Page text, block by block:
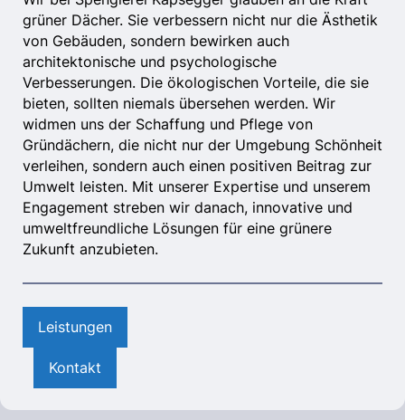
grüner Dächer. Sie verbessern nicht nur die Ästhetik
von Gebäuden, sondern bewirken auch
architektonische und psychologische
Verbesserungen. Die ökologischen Vorteile, die sie
bieten, sollten niemals übersehen werden. Wir
widmen uns der Schaffung und Pflege von
Gründächern, die nicht nur der Umgebung Schönheit
verleihen, sondern auch einen positiven Beitrag zur
Umwelt leisten. Mit unserer Expertise und unserem
Engagement streben wir danach, innovative und
umweltfreundliche Lösungen für eine grünere
Zukunft anzubieten.
Leistungen
Kontakt